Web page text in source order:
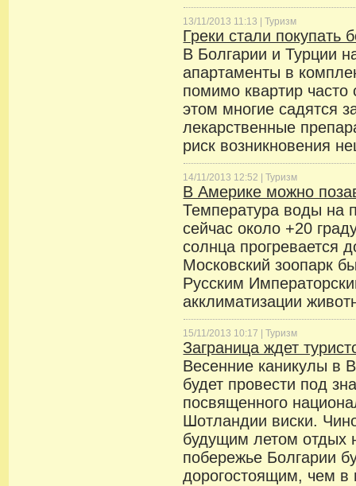
13/11/2013 11:13 |Туризм
Греки стали
В Болгарии и Турции
апартаменты в
помимо квартир
этом многие садятся
лекарственные
риск возникновения
14/11/2013 12:52 |Туризм
В Америке можно
Температура воды на
сейчас около +20
солнца прогревается
Московский зоопарк
Русским
акклиматизации
15/11/2013 10:17 |Туризм
Заграница ждет
Весенние каникулы в
будет провести под
посвященного
Шотландии виски.
будущим летом отдых
побережье Болгарии
дорогостоящим, чем в